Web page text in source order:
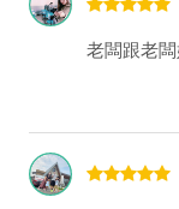
老闆跟老